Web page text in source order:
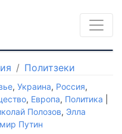
Политзеки
, Украина, Россия,
, Европа, Политика
Полозов, Элла
Путин